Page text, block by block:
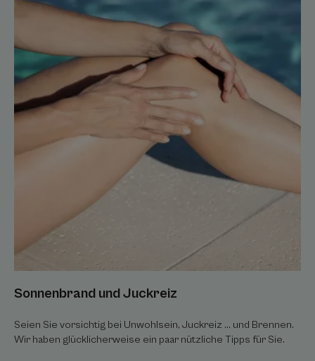
von
Sonnenbrand
und
Juckreiz
Sonnenbrand und Juckreiz
Seien Sie vorsichtig bei Unwohlsein, Juckreiz ... und Brennen.
Wir haben glücklicherweise ein paar nützliche Tipps für Sie.